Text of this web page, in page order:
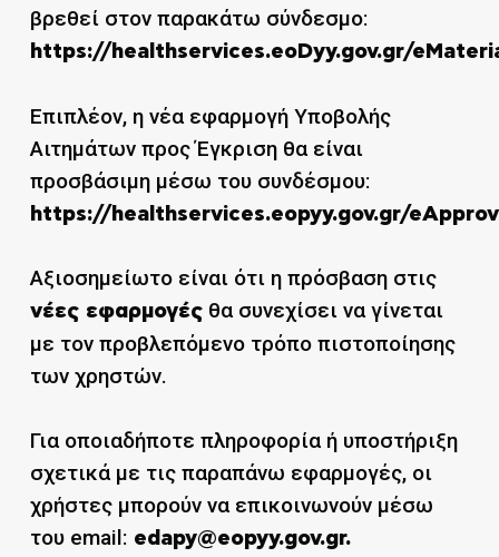
βρεθεί στον παρακάτω σύνδεσμο:
https://healthservices.eoDyy.gov.gr/
Επιπλέον, η νέα εφαρμογή Υποβολής
Αιτημάτων προς Έγκριση θα είναι
προσβάσιμη μέσω του συνδέσμου:
https://healthservices.eopyy.gov.gr/
Αξιοσημείωτο είναι ότι η πρόσβαση στις
νέες εφαρμογέςθα συνεχίσει να γίνεται
με τον προβλεπόμενο τρόπο πιστοποίησης
των χρηστών.
Για οποιαδήποτε πληροφορία ή υποστήριξη
σχετικά με τις παραπάνω εφαρμογές, οι
χρήστες μπορούν να επικοινωνούν μέσω
του email: edapy@eopyy.gov.gr.